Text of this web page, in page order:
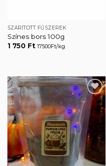
SZÁRÍTOTT FŰSZEREK
Színes bors 100g
1 750 Ft17500Ft/kg
Kedvencekhez